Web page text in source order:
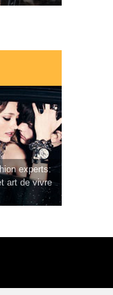
experts:
art de vivre